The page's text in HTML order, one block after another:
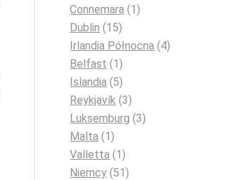
Connemara (1)
Dublin (15)
Irlandia Północna (4)
Belfast (1)
Islandia (5)
Reykjavík (3)
Luksemburg (3)
Malta (1)
Valletta (1)
Niemcy (51)